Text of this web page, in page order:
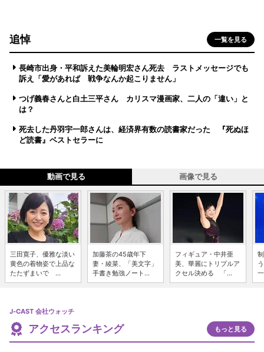
追悼 一覧を見る
長崎市出身・平和訴えた美輪明宏さん死去 ラストメッセージでも
訴え「愛があれば 戦争なんか起こりません」
つげ義春さんと白土三平さん カリスマ漫画家、二人の「違い」と
は？
死去した丹羽宇一郎さんは、経済界有数の読書家だった 『死ぬほ
ど読書』ベストセラーに
動画で見る 画像で見る
三田寛子、優雅な淡い
黄色の着物姿で上品な
たたずまいで ...
加藤茶の45歳年下
妻・綾菜、「美文字」
手書き勉強ノート...
フィギュア・中井亜
美、華麗にトリプルア
クセル決める 「...
J-CAST 会社ウォッチ
アクセスランキング もっと見る